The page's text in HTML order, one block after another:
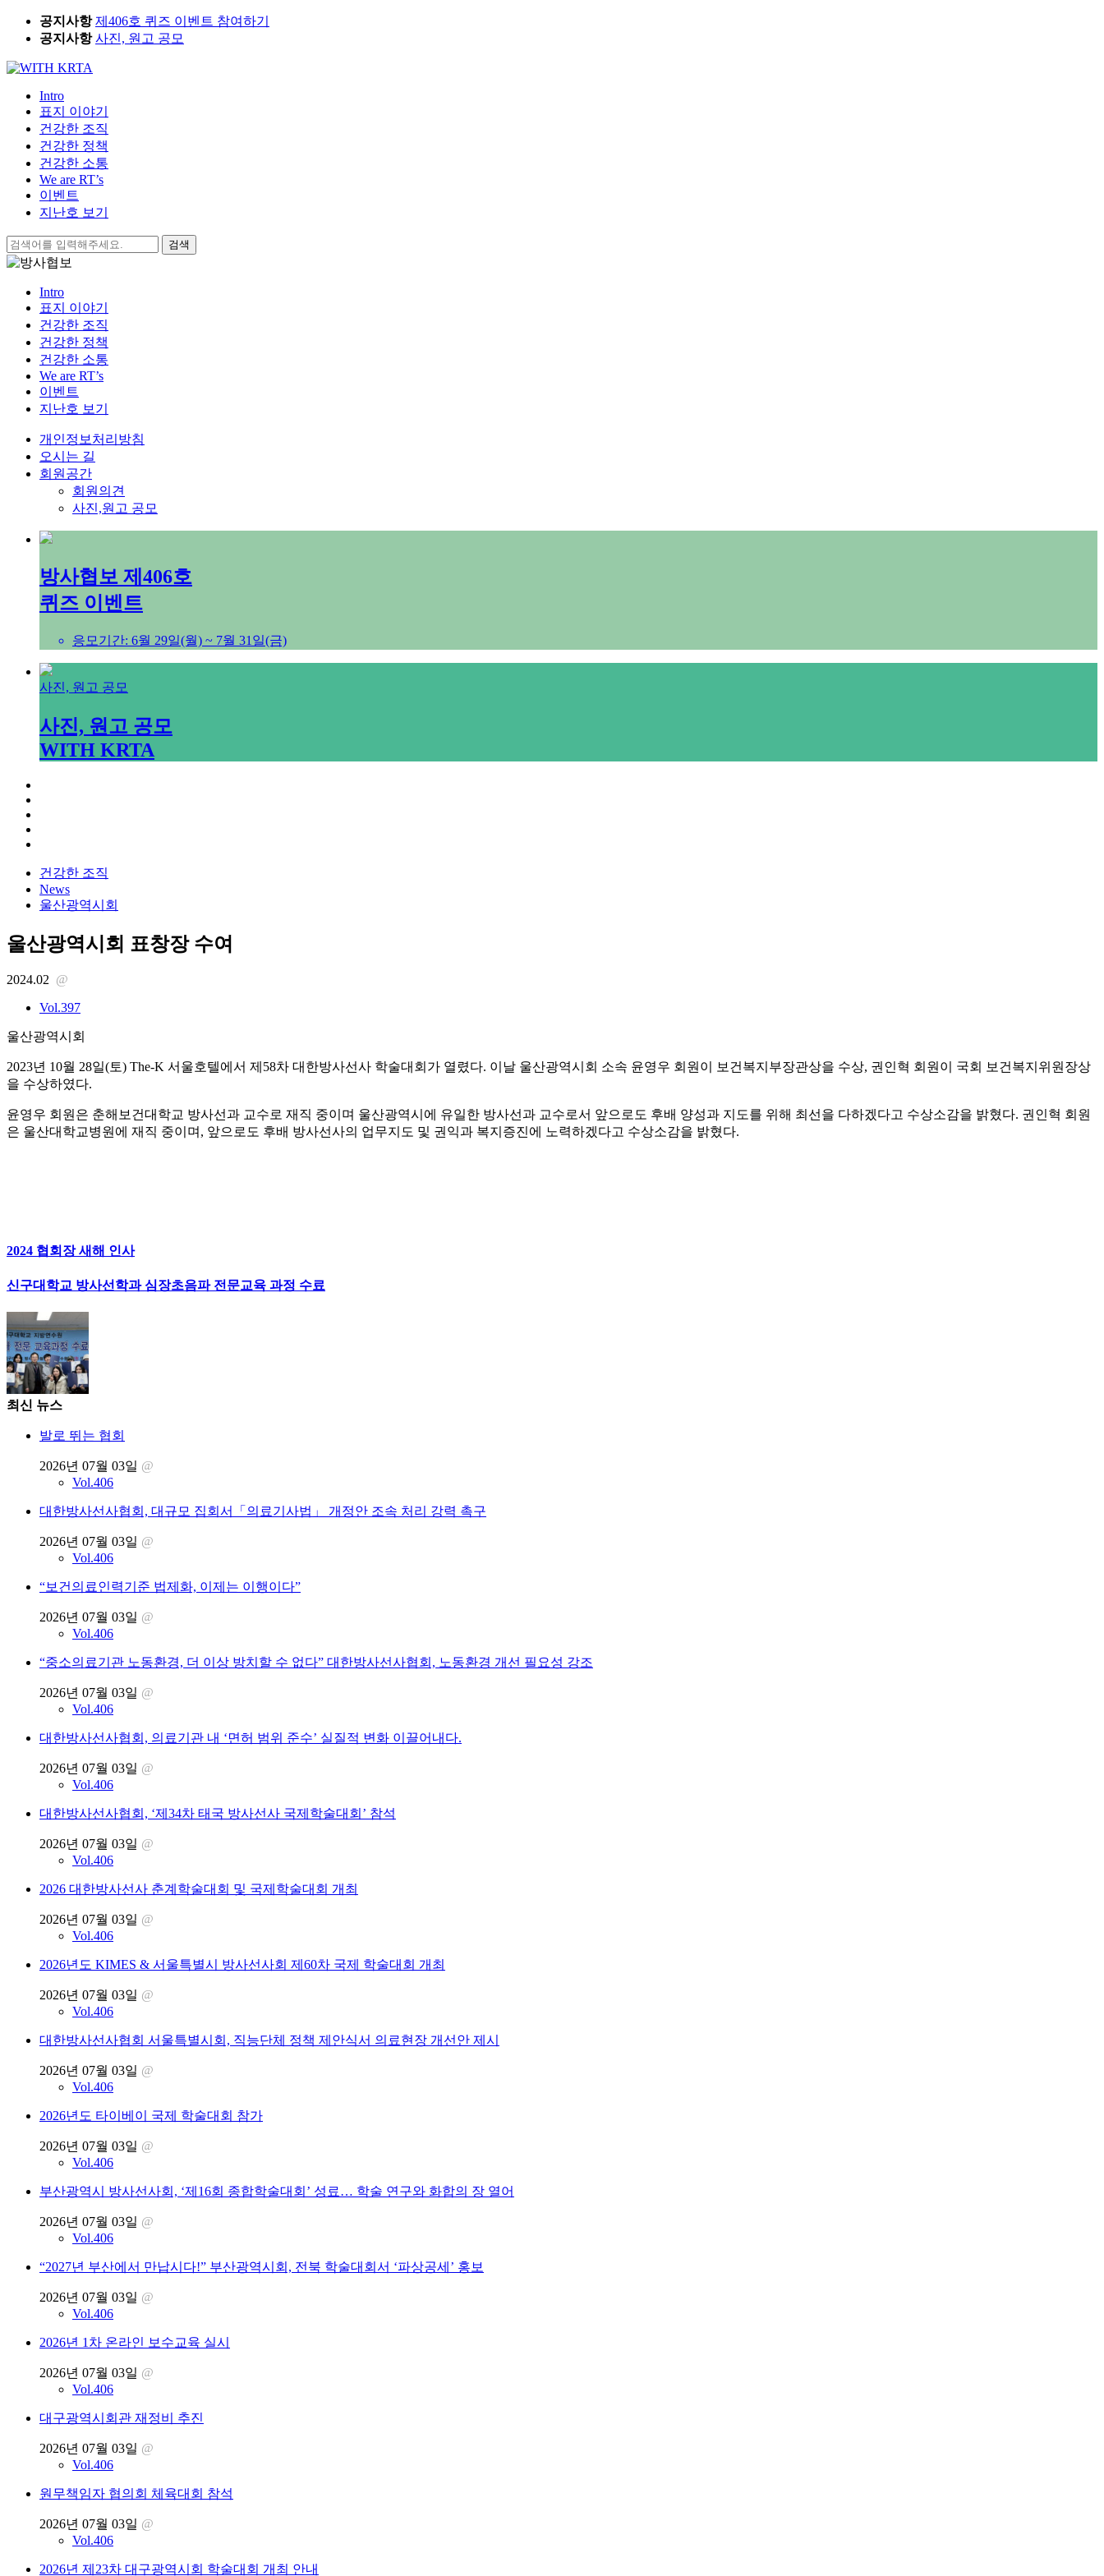
Skip
content
공지사항 제406호 퀴즈 이벤트 참여하기
공지사항 사진, 원고 공모
Intro
표지 이야기
건강한 조직
건강한 정책
건강한 소통
We are RT’s
이벤트
지난호 보기
검
색:
Intro
표지 이야기
건강한 조직
건강한 정책
건강한 소통
We are RT’s
이벤트
지난호 보기
개인정보처리방침
오시는 길
회원공간
회원의견
사진,원고 공모
방사협보 제406호
퀴즈 이벤트
응모기간: 6월 29일(월) ~ 7월 31일(금)
사진, 원고 공모
사진, 원고 공모
WITH KRTA
건강한 조직
News
울산광역시회
울산광역시회 표창장 수여
2024.02 @
Vol.397
울산광역시회
2023년 10월 28일(토) The-K 서울호텔에서 제58차 대한방사선사 학술대회가 열렸다. 이날 울산광역시회 소속 윤영우 회원이 보건복지부장관상을 수상, 권인혁 회원이 국회 보건복지위원장상
을 수상하였다.
윤영우 회원은 춘해보건대학교 방사선과 교수로 재직 중이며 울산광역시에 유일한 방사선과 교수로서 앞으로도 후배 양성과 지도를 위해 최선을 다하겠다고 수상소감을 밝혔다. 권인혁 회원
은 울산대학교병원에 재직 중이며, 앞으로도 후배 방사선사의 업무지도 및 권익과 복지증진에 노력하겠다고 수상소감을 밝혔다.
2024 협회장 새해 인사
신구대학교 방사선학과 심장초음파 전문교육 과정 수료
최신 뉴스
발로 뛰는 협회
2026년 07월 03일 @
Vol.406
대한방사선사협회, 대규모 집회서「의료기사법」 개정안 조속 처리 강력 촉구
2026년 07월 03일 @
Vol.406
“보건의료인력기준 법제화, 이제는 이행이다”
2026년 07월 03일 @
Vol.406
“중소의료기관 노동환경, 더 이상 방치할 수 없다” 대한방사선사협회, 노동환경 개선 필요성 강조
2026년 07월 03일 @
Vol.406
대한방사선사협회, 의료기관 내 ‘면허 범위 준수’ 실질적 변화 이끌어내다.
2026년 07월 03일 @
Vol.406
대한방사선사협회, ‘제34차 태국 방사선사 국제학술대회’ 참석
2026년 07월 03일 @
Vol.406
2026 대한방사선사 춘계학술대회 및 국제학술대회 개최
2026년 07월 03일 @
Vol.406
2026년도 KIMES & 서울특별시 방사선사회 제60차 국제 학술대회 개최
2026년 07월 03일 @
Vol.406
대한방사선사협회 서울특별시회, 직능단체 정책 제안식서 의료현장 개선안 제시
2026년 07월 03일 @
Vol.406
2026년도 타이베이 국제 학술대회 참가
2026년 07월 03일 @
Vol.406
부산광역시 방사선사회, ‘제16회 종합학술대회’ 성료… 학술 연구와 화합의 장 열어
2026년 07월 03일 @
Vol.406
“2027년 부산에서 만납시다!” 부산광역시회, 전북 학술대회서 ‘파상공세’ 홍보
2026년 07월 03일 @
Vol.406
2026년 1차 온라인 보수교육 실시
2026년 07월 03일 @
Vol.406
대구광역시회관 재정비 추진
2026년 07월 03일 @
Vol.406
원무책임자 협의회 체육대회 참석
2026년 07월 03일 @
Vol.406
2026년 제23차 대구광역시회 학술대회 개최 안내